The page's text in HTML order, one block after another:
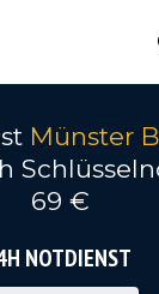
Münster
69 €
NOTDIENST